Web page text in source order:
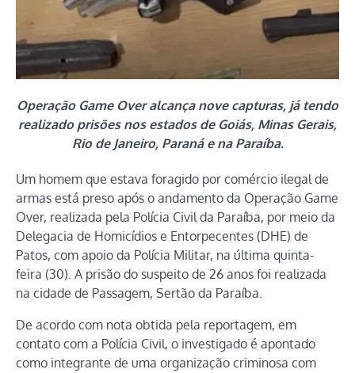
Operação Game Over alcança nove capturas, já tendo
realizado prisões nos estados de Goiás, Minas Gerais,
Rio de Janeiro, Paraná e na Paraíba.
Um homem que estava foragido por comércio ilegal de
armas está preso após o andamento da Operação Game
Over, realizada pela Polícia Civil da Paraíba, por meio da
Delegacia de Homicídios e Entorpecentes (DHE) de
Patos, com apoio da Polícia Militar, na última quinta-
feira (30). A prisão do suspeito de 26 anos foi realizada
na cidade de Passagem, Sertão da Paraíba.
De acordo com nota obtida pela reportagem, em
contato com a Polícia Civil, o investigado é apontado
como integrante de uma organização criminosa com